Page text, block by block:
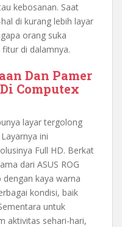
kebosanan. Saat
di kurang lebih layar
orang suka
di dalamnya.
Dan Pamer
Computex
layar tergolong
ini
Full HD. Berkat
dari ASUS ROG
kaya warna
kondisi, baik
untuk
aktivitas sehari-hari,